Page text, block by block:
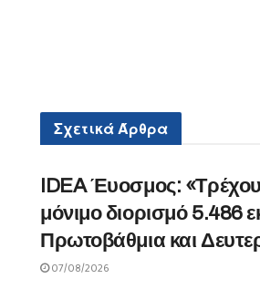
ΣχετικάΆρθρα
IDEA Έυοσμος:
μόνιμο διορισμό 5.486
Πρωτοβάθμια και
07/08/2026